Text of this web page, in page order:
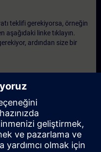
teklifi gerekiyorsa, örneğin
aşağıdaki linke tıklayın.
ardından size bir
if you require a
either on-site, virtually
type of request would be